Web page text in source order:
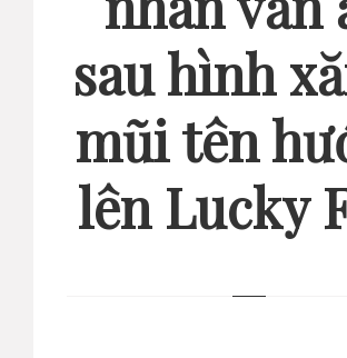
sau hình
mũi tên
lên Lucky